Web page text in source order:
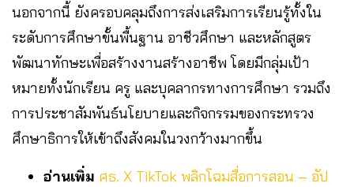
นอกจากนี้ ยังครอบคลุมถึงการส่งเสริมการเรียนรู้ทั้งใน
ระดับการศึกษาขั้นพื้นฐาน อาชีวศึกษา และหลักสูตร
พัฒนาทักษะเพื่อสร้างงานสร้างอาชีพ โดยมีกลุ่มเป้า
หมายทั้งนักเรียน ครู และบุคลากรทางการศึกษา รวมถึง
การประชาสัมพันธ์นโยบายและกิจกรรมของกระทรวง
ศึกษาธิการให้เข้าถึงสังคมในวงกว้างมากขึ้น
อ่านเพิ่ม ศธ. X TikTok พลิกโฉมสื่อการสอน – อัป